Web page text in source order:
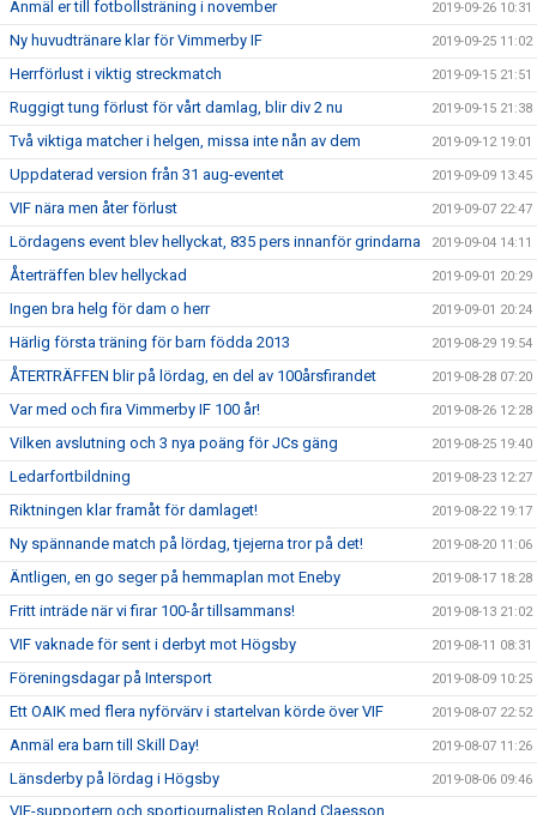
Anmäl er till fotbollsträning i november 2019-09-26 10:31
Ny huvudtränare klar för Vimmerby IF 2019-09-25 11:02
Herrförlust i viktig streckmatch 2019-09-15 21:51
Ruggigt tung förlust för vårt damlag, blir div 2 nu 2019-09-15 21:38
Två viktiga matcher i helgen, missa inte nån av dem 2019-09-12 19:01
Uppdaterad version från 31 aug-eventet 2019-09-09 13:45
VIF nära men åter förlust 2019-09-07 22:47
Lördagens event blev hellyckat, 835 pers innanför grindarna 2019-09-04 14:11
Återträffen blev hellyckad 2019-09-01 20:29
Ingen bra helg för dam o herr 2019-09-01 20:24
Härlig första träning för barn födda 2013 2019-08-29 19:54
ÅTERTRÄFFEN blir på lördag, en del av 100årsfirandet 2019-08-28 07:20
Var med och fira Vimmerby IF 100 år! 2019-08-26 12:28
Vilken avslutning och 3 nya poäng för JCs gäng 2019-08-25 19:40
Ledarfortbildning 2019-08-23 12:27
Riktningen klar framåt för damlaget! 2019-08-22 19:17
Ny spännande match på lördag, tjejerna tror på det! 2019-08-20 11:06
Äntligen, en go seger på hemmaplan mot Eneby 2019-08-17 18:28
Fritt inträde när vi firar 100-år tillsammans! 2019-08-13 21:02
VIF vaknade för sent i derbyt mot Högsby 2019-08-11 08:31
Föreningsdagar på Intersport 2019-08-09 10:25
Ett OAIK med flera nyförvärv i startelvan körde över VIF 2019-08-07 22:52
Anmäl era barn till Skill Day! 2019-08-07 11:26
Länsderby på lördag i Högsby 2019-08-06 09:46
VIF-supportern och sportjournalisten Roland Claesson